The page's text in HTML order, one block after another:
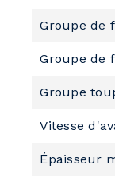
Groupe de
Groupe de
Groupe
Vitesse
Épaisseur